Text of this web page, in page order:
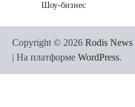
Шоу-бизнес
Copyright © 2026 Rodis News
| На платформе WordPress.